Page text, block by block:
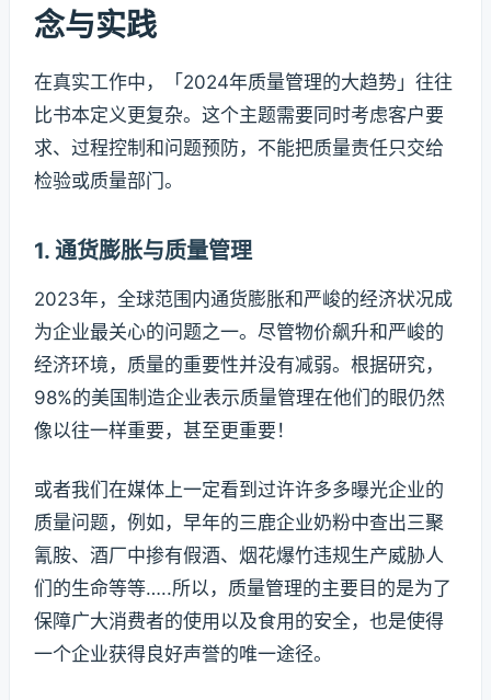
念与实践
在真实工作中，「2024年质量管理的大趋势」往往
比书本定义更复杂。这个主题需要同时考虑客户要
求、过程控制和问题预防，不能把质量责任只交给
检验或质量部门。
1. 通货膨胀与质量管理
2023年，全球范围内通货膨胀和严峻的经济状况成
为企业最关心的问题之一。尽管物价飙升和严峻的
经济环境，质量的重要性并没有减弱。根据研究，
98%的美国制造企业表示质量管理在他们的眼仍然
像以往一样重要，甚至更重要！
或者我们在媒体上一定看到过许许多多曝光企业的
质量问题，例如，早年的三鹿企业奶粉中查出三聚
氰胺、酒厂中掺有假酒、烟花爆竹违规生产威胁人
们的生命等等…..所以，质量管理的主要目的是为了
保障广大消费者的使用以及食用的安全，也是使得
一个企业获得良好声誉的唯一途径。